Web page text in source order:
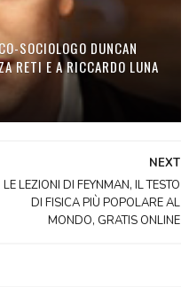
SOCIOLOGO DUNCAN
RETI E A RICCARDO LUNA
NEXT
LE LEZIONI DI FEYNMAN, IL TESTO
DI FISICA PIÙ POPOLARE AL
MONDO, GRATIS ONLINE